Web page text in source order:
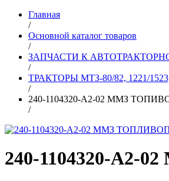
Главная
/
Основной каталог товаров
/
ЗАПЧАСТИ К
/
ТРАКТОРЫ МТЗ-80/82, 1221/
/
240-1104320-А2-02 ММЗ
/
240-1104320-